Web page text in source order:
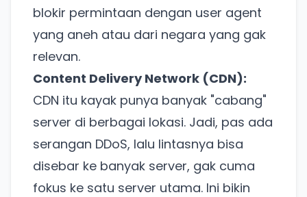
blokir permintaan dengan user agent
yang aneh atau dari negara yang gak
relevan.
Content Delivery Network (CDN):
CDN itu kayak punya banyak "cabang"
server di berbagai lokasi. Jadi, pas ada
serangan DDoS, lalu lintasnya bisa
disebar ke banyak server, gak cuma
fokus ke satu server utama. Ini bikin